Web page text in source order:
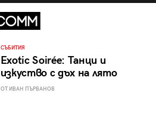
СЪБИТИЯ
Exotic Soirée: Танци и
изкуство с дъх на лято
ОТ ИВАН ПЪРВАНОВ